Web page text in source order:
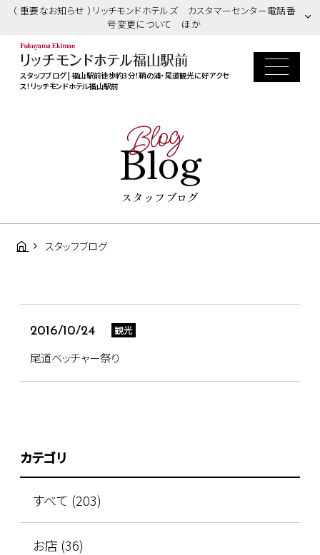
（ 重要なお知らせ ）リッチモンドホテルズ カスタマーセンター電話番
号変更について ほか
スタッフブログ | 福山駅前徒歩約3分！鞆の浦・尾道観光に好アクセ
ス！リッチモンドホテル福山駅前
Blog
Blog
スタッフブログ
スタッフブログ
2016/10/24 観光
尾道ベッチャー祭り
カテゴリ
すべて (203)
お店 (36)